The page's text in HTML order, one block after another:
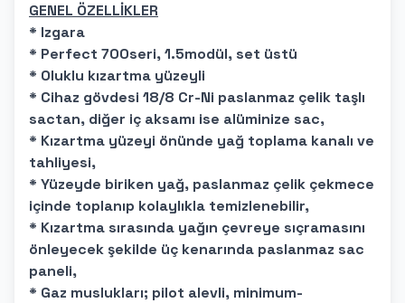
GENEL ÖZELLİKLER
* Izgara
* Perfect 700seri, 1.5modül, set üstü
* Oluklu kızartma yüzeyli
* Cihaz gövdesi 18/8 Cr-Ni paslanmaz çelik taşlı
sactan, diğer iç aksamı ise alüminize sac,
* Kızartma yüzeyi önünde yağ toplama kanalı ve
tahliyesi,
* Yüzeyde biriken yağ, paslanmaz çelik çekmece
içinde toplanıp kolaylıkla temizlenebilir,
* Kızartma sırasında yağın çevreye sıçramasını
önleyecek şekilde üç kenarında paslanmaz sac
paneli,
* Gaz muslukları; pilot alevli, minimum-